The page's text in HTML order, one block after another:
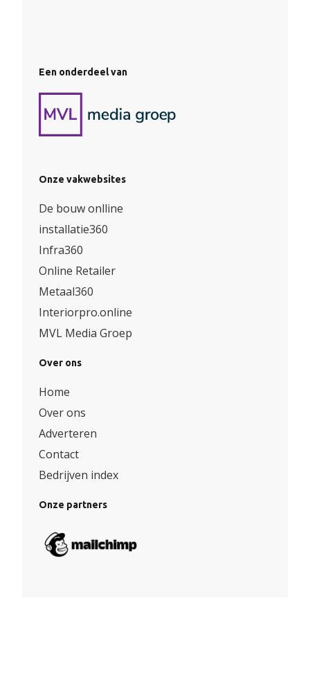
Een onderdeel van
Onze vakwebsites
De bouw onlline
installatie360
Infra360
Online Retailer
Metaal360
Interiorpro.online
MVL Media Groep
Over ons
Home
Over ons
Adverteren
Contact
Bedrijven index
Onze partners